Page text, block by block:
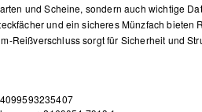
und Scheine, sondern auch wichtige
und ein sicheres Münzfach bieten
Reißverschluss sorgt für Sicherheit und